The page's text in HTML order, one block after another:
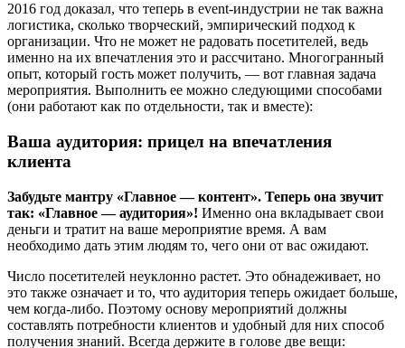
2016 год доказал, что теперь в event-индустрии не так важна
логистика, сколько творческий, эмпирический подход к
организации. Что не может не радовать посетителей, ведь
именно на их впечатления это и рассчитано. Многогранный
опыт, который гость может получить, — вот главная задача
мероприятия. Выполнить ее можно следующими способами
(они работают как по отдельности, так и вместе):
Ваша аудитория: прицел на впечатления
клиента
Забудьте мантру «Главное — контент». Теперь она звучит
так: «Главное — аудитория»! Именно она вкладывает свои
деньги и тратит на ваше мероприятие время. А вам
необходимо дать этим людям то, чего они от вас ожидают.
Число посетителей неуклонно растет. Это обнадеживает, но
это также означает и то, что аудитория теперь ожидает больше,
чем когда-либо. Поэтому основу мероприятий должны
составлять потребности клиентов и удобный для них способ
получения знаний. Всегда держите в голове две вещи: